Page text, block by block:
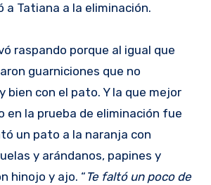
a Tatiana a la eliminación.
raspando porque al igual que
guarniciones que no
bien con el pato. Y la que mejor
en la prueba de eliminación fue
un pato a la naranja con
y arándanos, papines y
hinojo y ajo. “ Te faltó un poco de